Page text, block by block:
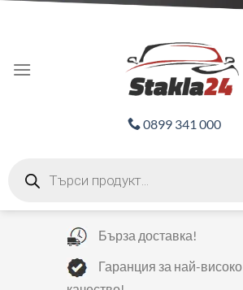
0899 341 000
search
Бърза доставка!
Гаранция за най-високо